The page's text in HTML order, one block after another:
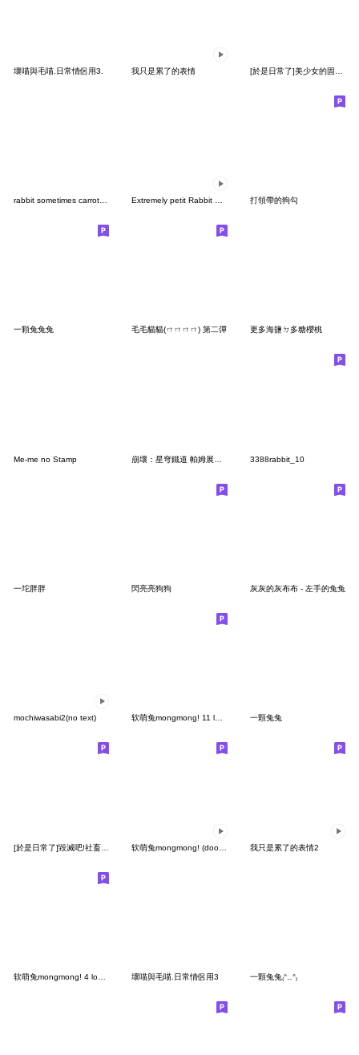
壞喵與毛喵.日常情侶用3. 我只是累了的表情
打領帶的狗勾
一顆兔兔兔 毛毛貓貓(ㄇㄇㄇㄇ) 第二彈 更多海鹽ㄉ多糖櫻桃
Me-me no Stamp 3388rabbit_10
一坨胖胖 閃亮亮狗狗 灰灰的灰布布 - 左手的兔兔
mochiwasabi2(no text) 软萌兔mongmong! 11 lovely mongmong 一顆兔兔
我只是累了的表情2
壞喵與毛喵.日常情侶用3 一顆兔兔₍ᐢ‥ᐢ₎